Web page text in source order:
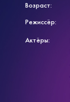
Возраст:
Режиссёр:
Актёры: